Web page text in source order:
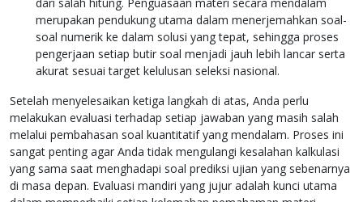
dari salah hitung. Penguasaan materi secara mendalam
merupakan pendukung utama dalam menerjemahkan soal-
soal numerik ke dalam solusi yang tepat, sehingga proses
pengerjaan setiap butir soal menjadi jauh lebih lancar serta
akurat sesuai target kelulusan seleksi nasional.
Setelah menyelesaikan ketiga langkah di atas, Anda perlu
melakukan evaluasi terhadap setiap jawaban yang masih salah
melalui pembahasan soal kuantitatif yang mendalam. Proses ini
sangat penting agar Anda tidak mengulangi kesalahan kalkulasi
yang sama saat menghadapi soal prediksi ujian yang sebenarnya
di masa depan. Evaluasi mandiri yang jujur adalah kunci utama